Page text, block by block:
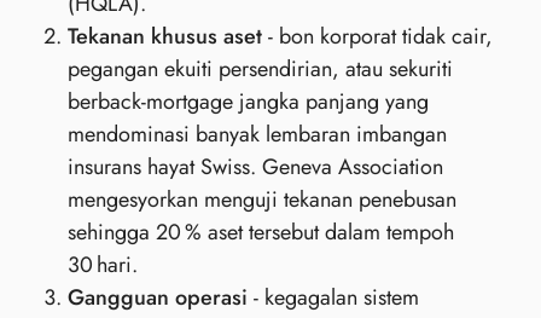
Tekanan khusus aset- bon korporat tidak cair,
pegangan ekuiti persendirian, atau sekuriti
berback‑mortgage jangka panjang yang
mendominasi banyak lembaran imbangan
insurans hayat Swiss. Geneva Association
mengesyorkan menguji tekanan penebusan
sehingga 20 % aset tersebut dalam tempoh
30 hari.
Gangguan operasi - kegagalan sistem